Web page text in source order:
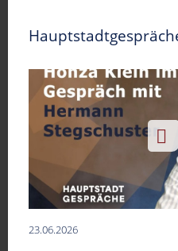
23.06.2026